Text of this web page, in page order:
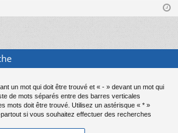
cri
un mot qui doit être trouvé et « - » devant un mot qui
de mots séparés entre des barres verticales
mots doit être trouvé. Utilisez un astérisque « * »
si vous souhaitez effectuer des recherches